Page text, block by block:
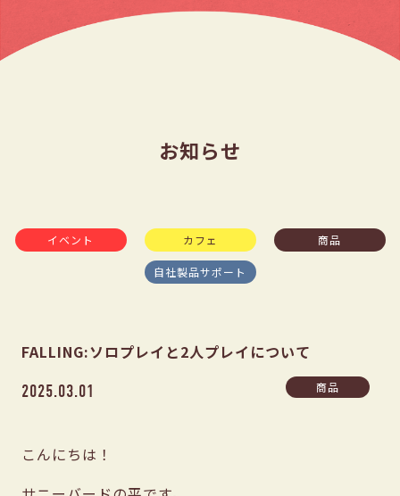
お知らせ
イベント カフェ 商品
自社製品サポート
FALLING:ソロプレイと2人プレイについて
2025.03.01 商品
こんにちは！